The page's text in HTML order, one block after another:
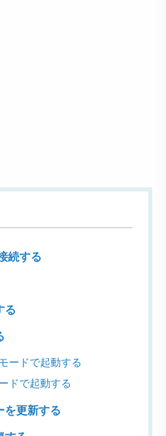
続する
る
ードで起動する
ドで起動する
を更新する